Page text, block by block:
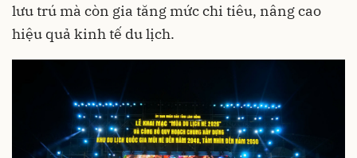
lưu trú mà còn gia tăng mức chi tiêu, nâng cao
hiệu quả kinh tế du lịch.